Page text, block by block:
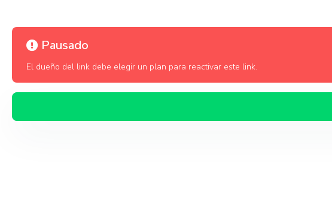
Pausado
El dueño del link debe elegir un plan para reactivar este link.